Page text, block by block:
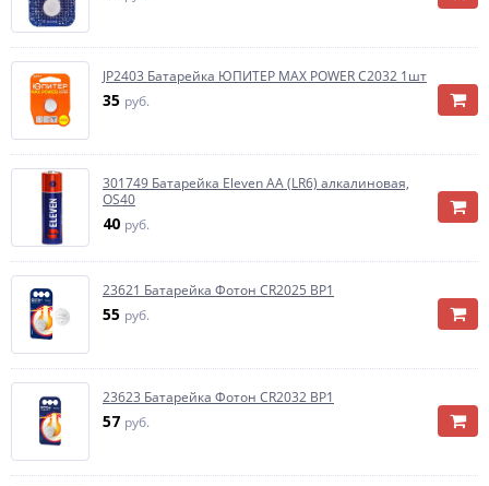
JP2403 Батарейка ЮПИТЕР MAX POWER C2032 1шт
35 руб.
301749 Батарейка Eleven AA (LR6) алкалиновая,
OS40
40 руб.
23621 Батарейка Фотон CR2025 BP1
55 руб.
23623 Батарейка Фотон CR2032 BP1
57 руб.